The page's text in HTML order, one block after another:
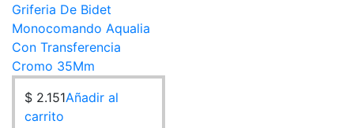
Griferia De Bidet
Monocomando Aqualia
Con Transferencia
Cromo 35Mm
$ 2.151Añadir al
carrito